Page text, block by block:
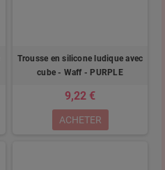
Trousse en silicone ludique avec
cube - Waff - PURPLE
9,22 €
ACHETER